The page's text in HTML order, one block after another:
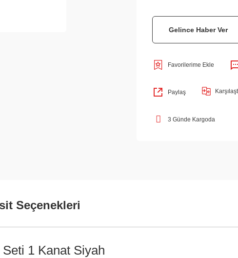
Gelince Haber Ver
Paylaş
3 Günde Kargoda
Seçenekleri
1 Kanat Siyah